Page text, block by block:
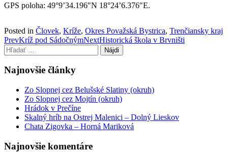
GPS poloha: 49°9’34.196″N 18°24’6.376″E.
Posted in Človek, Kríže, Okres Považská Bystrica, Trenčiansky kraj
Post
navigation
PrevKríž pod SádočnýmNextHistorická škola v Brvništi
Hľadať:
Najnovšie články
Zo Slopnej cez Belušské Slatiny (okruh)
Zo Slopnej cez Mojtín (okruh)
Hrádok v Prečíne
Skalný hríb na Ostrej Malenici – Dolný Lieskov
Chata Zigovka – Horná Mariková
Najnovšie komentáre